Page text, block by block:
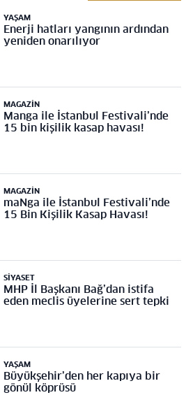
YAŞAM
Enerji hatları yangının ardından
yeniden onarılıyor
MAGAZIN
Manga ile İstanbul Festivali’nde
15 bin kişilik kasap havası!
MAGAZIN
maNga ile İstanbul Festivali’nde
15 Bin Kişilik Kasap Havası!
SIYASET
MHP İl Başkanı Bağ’dan istifa
eden meclis üyelerine sert tepki
YAŞAM
Büyükşehir’den her kapıya bir
gönül köprüsü